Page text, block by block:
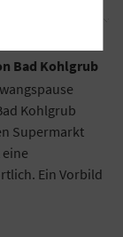
Bad Kohlgrub
Kohlgrub
Supermarkt
Ein Vorbild